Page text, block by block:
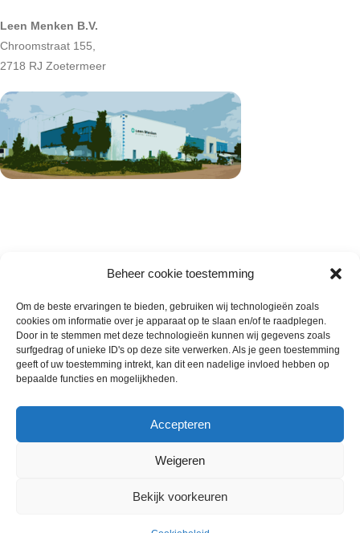
Beheer cookie toestemming
Om de beste ervaringen te bieden, gebruiken wij technologieën zoals
cookies om informatie over je apparaat op te slaan en/of te raadplegen.
Door in te stemmen met deze technologieën kunnen wij gegevens zoals
surfgedrag of unieke ID's op deze site verwerken. Als je geen toestemming
geeft of uw toestemming intrekt, kan dit een nadelige invloed hebben op
bepaalde functies en mogelijkheden.
Accepteren
Weigeren
Bekijk voorkeuren
Leen Menken B.V.
Chroomstraat 155,
2718 RJ Zoetermeer
Wie zijn wij
Contact met onze inkoop
Klantenservice
Annuleer & Retourbeleid
Horeca-Groothandel
Wij gebruiken cookies om uw ervaring op onze